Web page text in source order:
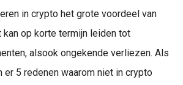
in crypto het grote voordeel van
op korte termijn leiden tot
alsook ongekende verliezen. Als
er 5 redenen waarom niet in crypto